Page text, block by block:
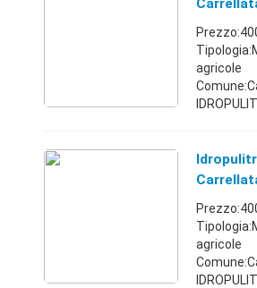
Trattori
agricole
PORTATA
LANCIA,
PER DIVE
Trattori -
agricole